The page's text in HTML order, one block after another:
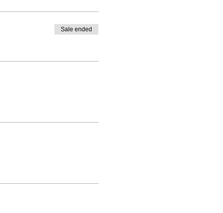
Sale ended